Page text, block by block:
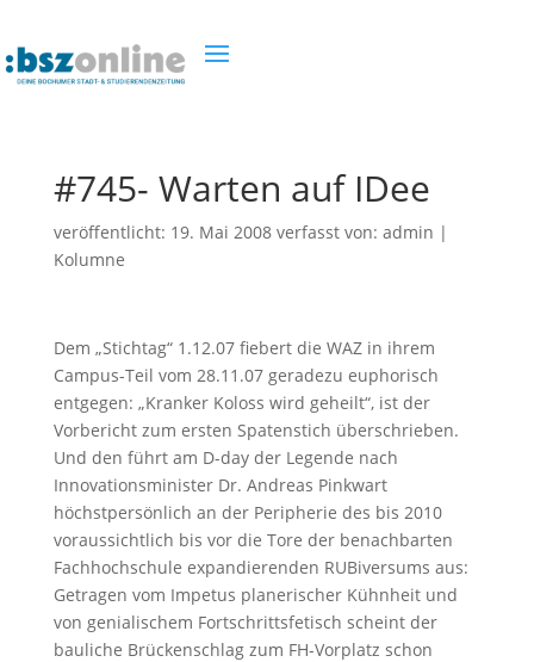
#745- Warten auf IDee
veröffentlicht: 19. Mai 2008verfasst von: admin |
Kolumne
Dem „Stichtag“ 1.12.07 fiebert die WAZ in ihrem
Campus-Teil vom 28.11.07 geradezu euphorisch
entgegen: „Kranker Koloss wird geheilt“, ist der
Vorbericht zum ersten Spatenstich überschrieben.
Und den führt am D-day der Legende nach
Innovationsminister Dr. Andreas Pinkwart
höchstpersönlich an der Peripherie des bis 2010
voraussichtlich bis vor die Tore der benachbarten
Fachhochschule expandierenden RUBiversums aus:
Getragen vom Impetus planerischer Kühnheit und
von genialischem Fortschrittsfetisch scheint der
bauliche Brückenschlag zum FH-Vorplatz schon